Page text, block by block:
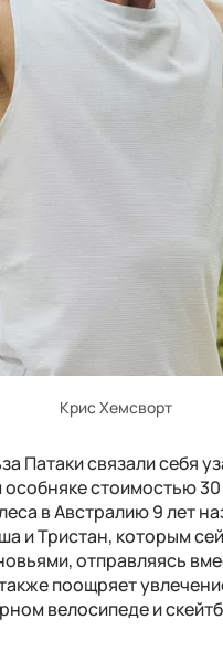
Крис Хемсворт
Патаки связали себя
стоимостью
в Австралию 9 лет
и Тристан, которым
отправляясь
поощряет
велосипеде и